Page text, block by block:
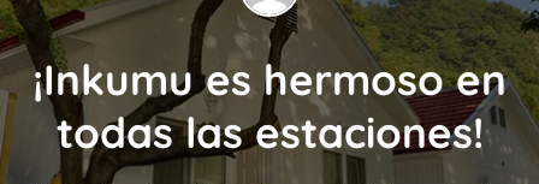
¡Inkumu es hermoso en
todas las estaciones!